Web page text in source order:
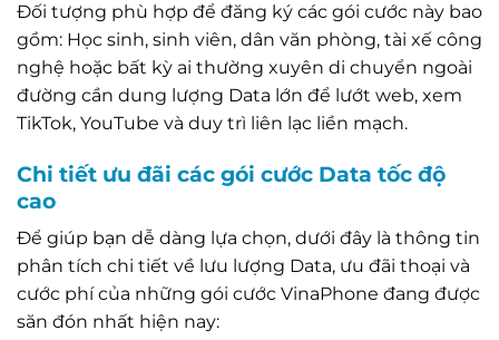
Đối tượng phù hợp để đăng ký các gói cước này bao
gồm: Học sinh, sinh viên, dân văn phòng, tài xế công
nghệ hoặc bất kỳ ai thường xuyên di chuyển ngoài
đường cần dung lượng Data lớn để lướt web, xem
TikTok, YouTube và duy trì liên lạc liền mạch.
Chi tiết ưu đãi các gói cước Data tốc độ
cao
Để giúp bạn dễ dàng lựa chọn, dưới đây là thông tin
phân tích chi tiết về lưu lượng Data, ưu đãi thoại và
cước phí của những gói cước VinaPhone đang được
săn đón nhất hiện nay: